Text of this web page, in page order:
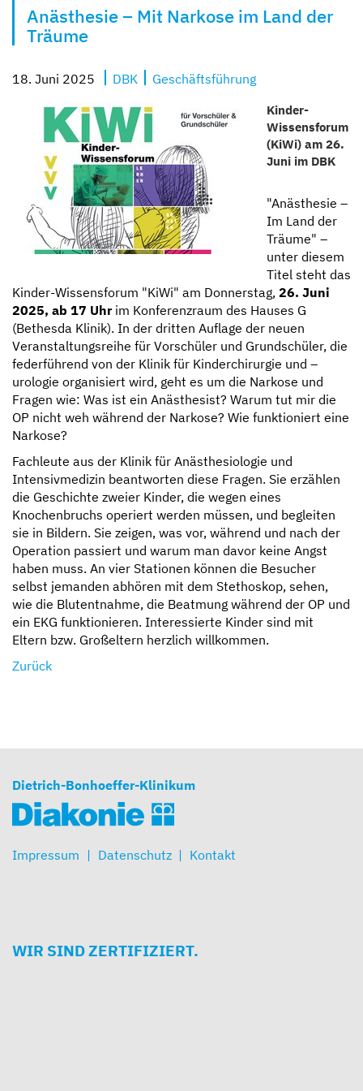
Kompetent und zugewandt
Mit besten Aussichten
Sicher und geborgen
Erzähl sie uns auf
Anästhesie – Mit Narkose im Land der
Träume
18. Juni 2025 DBK Geschäftsführung
Kinder-
Wissensforum
(KiWi) am 26.
Juni im DBK
"Anästhesie –
Im Land der
Träume" –
unter diesem
Titel steht das
Kinder-Wissensforum "KiWi" am Donnerstag, 26. Juni
2025, ab 17 Uhr im Konferenzraum des Hauses G
(Bethesda Klinik). In der dritten Auflage der neuen
Veranstaltungsreihe für Vorschüler und Grundschüler, die
federführend von der Klinik für Kinderchirurgie und –
urologie organisiert wird, geht es um die Narkose und
Fragen wie: Was ist ein Anästhesist? Warum tut mir die
OP nicht weh während der Narkose? Wie funktioniert eine
Narkose?
Fachleute aus der Klinik für Anästhesiologie und
Intensivmedizin beantworten diese Fragen. Sie erzählen
die Geschichte zweier Kinder, die wegen eines
Knochenbruchs operiert werden müssen, und begleiten
sie in Bildern. Sie zeigen, was vor, während und nach der
Operation passiert und warum man davor keine Angst
haben muss. An vier Stationen können die Besucher
selbst jemanden abhören mit dem Stethoskop, sehen,
wie die Blutentnahme, die Beatmung während der OP und
ein EKG funktionieren. Interessierte Kinder sind mit
Eltern bzw. Großeltern herzlich willkommen.
Zurück
Dietrich-Bonhoeffer-Klinikum
Impressum Datenschutz Kontakt
WIR SIND ZERTIFIZIERT.